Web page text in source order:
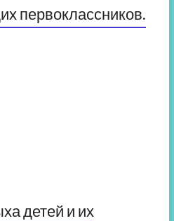
первоклассников.
детей и их